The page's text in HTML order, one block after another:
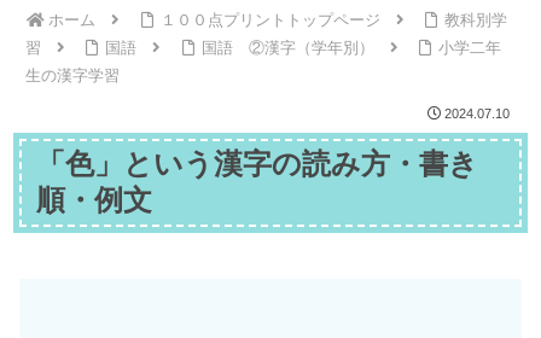
ホーム １００点プリントトップページ
教科別学
習
国語 国語 ②漢字（学年別）
小学二年
生の漢字学習
2024.07.10
「色」という漢字の読み方・書き
順・例文